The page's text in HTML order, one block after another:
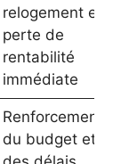
relogement et
perte de
rentabilité
immédiate
Renforcement
du budget et